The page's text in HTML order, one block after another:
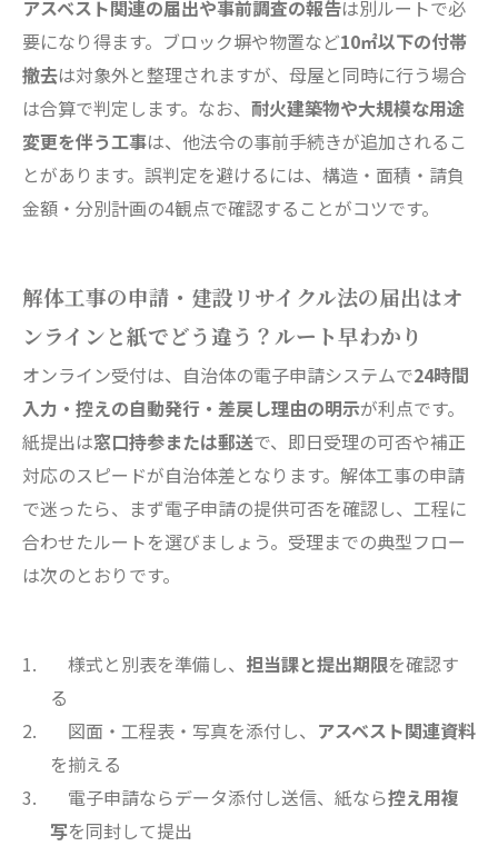
アスベスト関連の届出や事前調査の報告は別ルートで必
要になり得ます。ブロック塀や物置など10㎡以下の付帯
撤去は対象外と整理されますが、母屋と同時に行う場合
は合算で判定します。なお、 耐火建築物や大規模な用途
変更を伴う工事は、他法令の事前手続きが追加されるこ
とがあります。誤判定を避けるには、構造・面積・請負
金額・分別計画の4観点で確認することがコツです。
解体工事の申請・建設リサイクル法の届出はオ
ンラインと紙でどう違う？ルート早わかり
オンライン受付は、自治体の電子申請システムで24時間
入力・控えの自動発行・差戻し理由の明示が利点です。
紙提出は窓口持参または郵送で、即日受理の可否や補正
対応のスピードが自治体差となります。解体工事の申請
で迷ったら、まず電子申請の提供可否を確認し、工程に
合わせたルートを選びましょう。受理までの典型フロー
は次のとおりです。
様式と別表を準備し、 担当課と提出期限を確認す
る
図面・工程表・写真を添付し、 アスベスト関連資料
を揃える
電子申請ならデータ添付し送信、紙なら控え用複
写を同封して提出